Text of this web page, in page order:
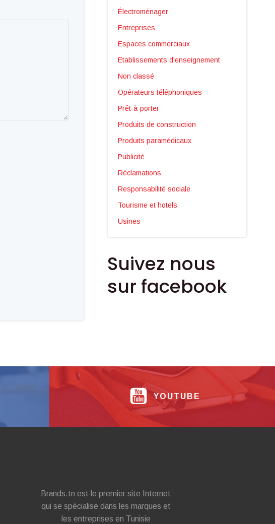
Électroménager
Entreprises
Espaces commerciaux
Etablissements d'enseignement
Non classé
Opérateurs téléphoniques
Prêt-à-porter
Produits de construction
Produits paramédicaux
Publicité
Réclamations
Responsabilité sociale
Tourisme et hotels
Usines
Suivez nous
sur facebook
YOUTUBE
Brands.tn est le premier site Internet
qui se spécialise dans les marques et
les entreprises en Tunisie